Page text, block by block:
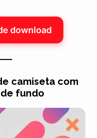
download
camiseta com
fundo